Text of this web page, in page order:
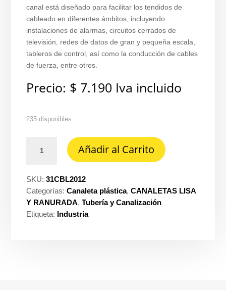
canal está diseñado para facilitar los tendidos de
cableado en diferentes ámbitos, incluyendo
instalaciones de alarmas, circuitos cerrados de
televisión, redes de datos de gran y pequeña escala,
tableros de control, así como la conducción de cables
de fuerza, entre otros.
Precio: $ 7.190 Iva incluido
235 disponibles
plastica
metros
20
MM
x
Añadir al Carrito
SKU:31CBL2012
Categorías:Canaleta plástica,CANALETAS LISA
Y RANURADA,Tubería y Canalización
Etiqueta: Industria